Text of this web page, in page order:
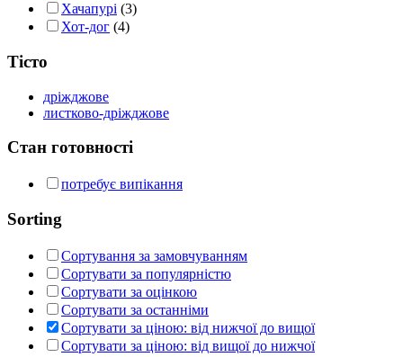
Хачапурі (3)
Хот-дог (4)
Тісто
дріжджове
листково-дріжджове
Стан готовності
потребує випікання
Sorting
Сортування за замовчуванням
Сортувати за популярністю
Сортувати за оцінкою
Сортувати за останніми
Сортувати за ціною: від нижчої до вищої
Сортувати за ціною: від вищої до нижчої